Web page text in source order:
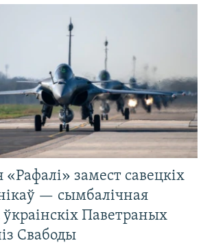
«Рафалі» замест савецкіх
— сымбалічная
Паветраных
Свабоды